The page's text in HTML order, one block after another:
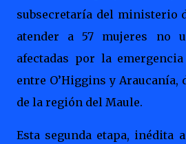
subsecretaría del ministerio
atender a 57 mujeres no
afectadas por la
entre O’Higgins y Araucanía,
de la región del Maule.
Esta segunda etapa, inédita